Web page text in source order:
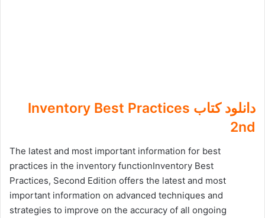
دانلود کتاب Inventory Best Practices
2nd
The latest and most important information for best
practices in the inventory functionInventory Best
Practices, Second Edition offers the latest and most
important information on advanced techniques and
strategies to improve on the accuracy of all ongoing